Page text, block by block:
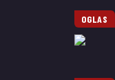
OGLAS